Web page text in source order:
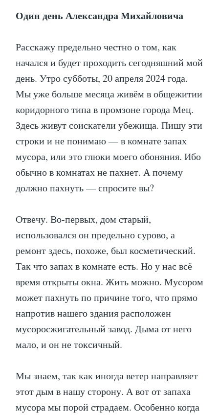
Один день Александра Михайловича
Расскажу предельно честно о том, как
начался и будет проходить сегодняшний мой
день. Утро субботы, 20 апреля 2024 года.
Мы уже больше месяца живём в общежитии
коридорного типа в промзоне города Мец.
Здесь живут соискатели убежища. Пишу эти
строки и не понимаю — в комнате запах
мусора, или это глюки моего обоняния. Ибо
обычно в комнатах не пахнет. А почему
должно пахнуть — спросите вы?
Отвечу. Во-первых, дом старый,
использовался он предельно сурово, а
ремонт здесь, похоже, был косметический.
Так что запах в комнате есть. Но у нас всё
время открыты окна. Жить можно. Мусором
может пахнуть по причине того, что прямо
напротив нашего здания расположен
мусоросжигательный завод. Дыма от него
мало, и он не токсичный.
Мы знаем, так как иногда ветер направляет
этот дым в нашу сторону. А вот от запаха
мусора мы порой страдаем. Особенно когда